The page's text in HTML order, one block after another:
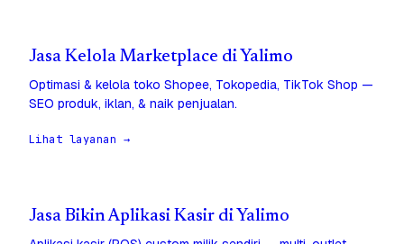
Jasa Kelola Marketplace di Yalimo
Optimasi & kelola toko Shopee, Tokopedia, TikTok Shop —
SEO produk, iklan, & naik penjualan.
Lihat layanan →
Jasa Bikin Aplikasi Kasir di Yalimo